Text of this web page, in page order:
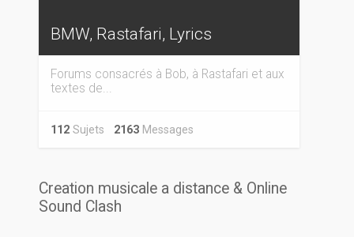
BMW, Rastafari, Lyrics
Forums consacrés à Bob, à Rastafari et aux
textes de...
112Sujets 2163Messages
Creation musicale a distance & Online
Sound Clash